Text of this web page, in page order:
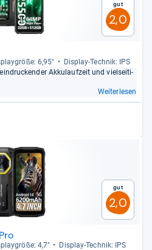
Gut
2,0
6,95"
Dis­play-​Tech­nik: IPS
Akku­lauf­zeit und viel­sei­ti­
Weiterlesen
Gut
2,0
4,7"
Dis­play-​Tech­nik: IPS